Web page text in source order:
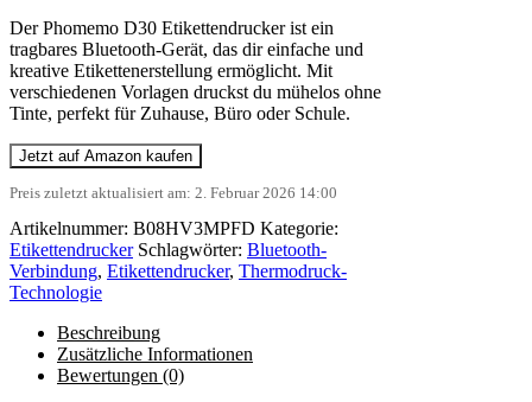
Der Phomemo D30 Etikettendrucker ist ein
tragbares Bluetooth-Gerät, das dir einfache und
kreative Etikettenerstellung ermöglicht. Mit
verschiedenen Vorlagen druckst du mühelos ohne
Tinte, perfekt für Zuhause, Büro oder Schule.
Jetzt auf Amazon kaufen
Preis zuletzt aktualisiert am: 2. Februar 2026 14:00
Artikelnummer: B08HV3MPFD Kategorie:
Etikettendrucker Schlagwörter: Bluetooth-
Verbindung, Etikettendrucker, Thermodruck-
Technologie
Beschreibung
Zusätzliche Informationen
Bewertungen (0)